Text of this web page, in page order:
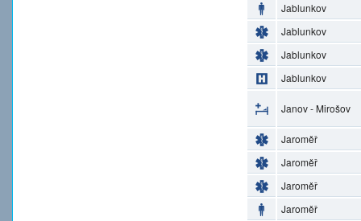
Jablunkov
Jablunkov
Jablunkov
Jablunkov
Janov - Mirošov
Jaroměř
Jaroměř
Jaroměř
Jaroměř